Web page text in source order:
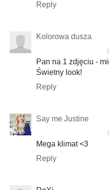
Reply
Kolorowa dusza
Pan na 1 zdjęciu -
Świetny look!
Reply
Say me Justine
Mega klimat <3
Reply